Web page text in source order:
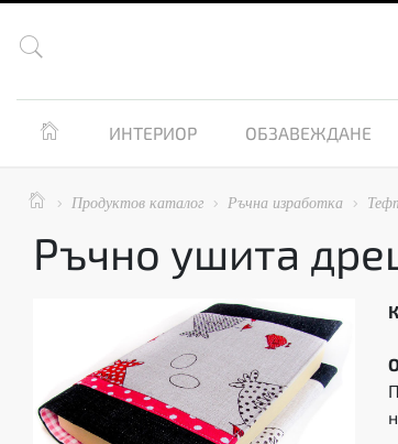

 ИНТЕРИОР ОБЗАВЕЖДАНЕ
  Продуктов каталог  Ръчна изработка 
Ръчно ушита